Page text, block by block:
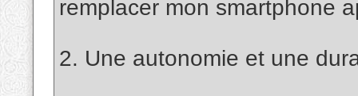
remplacer mon smartphone
2. Une autonomie et une